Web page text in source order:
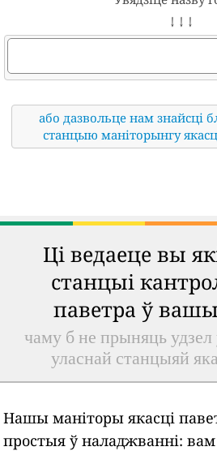
↓ ↓ ↓
або дазвольце нам знайсці
станцыю маніторынгу
Ці ведаеце вы
станцыі
паветра ў
чаму б не прыняць удзел
уласнай станцыяй
Нашы маніторы якасці
простыя ў наладжванні: вам